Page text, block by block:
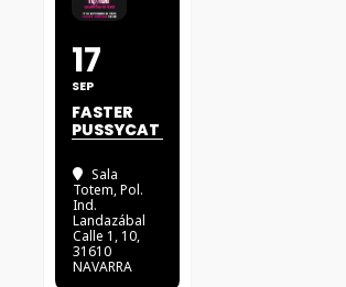
17
SEP
FASTER
PUSSYCAT
Sala
Totem, Pol.
Ind.
Landazábal
Calle 1, 10,
31610
NAVARRA